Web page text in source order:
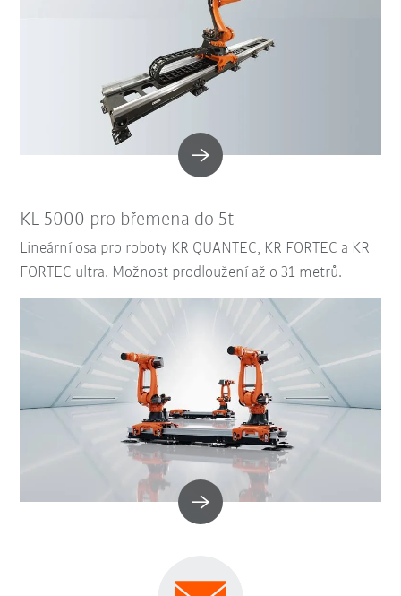
KL 5000 pro břemena do 5t
Lineární osa pro roboty KR QUANTEC, KR FORTEC a KR
FORTEC ultra. Možnost prodloužení až o 31 metrů.